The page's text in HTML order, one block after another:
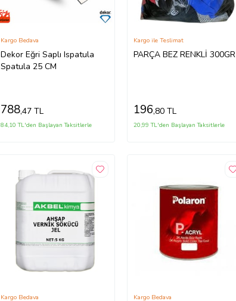
Dekor Eğri Saplı Ispatula
Spatula 25 CM
Kargo Bedava
788,47 TL
84,10 TL'den Başlayan Taksitlerle
PARÇA BEZ RENKLİ 300GR
Kargo ile Teslimat
196,80 TL
20,99 TL'den Başlayan Taksitlerle
Kargo Bedava Kargo Bedava